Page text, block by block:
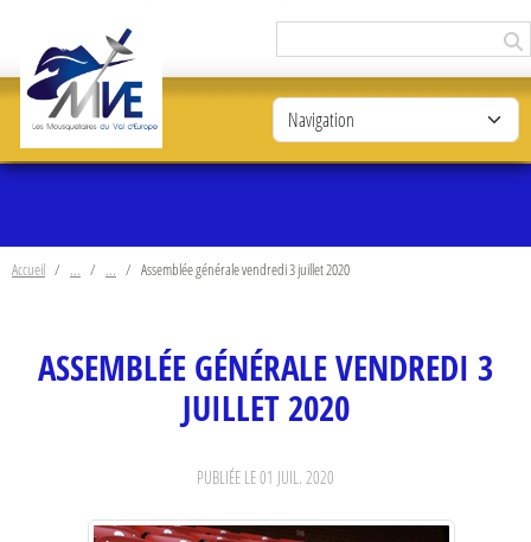
Accueil Assemblée générale vendredi 3 juillet 2020
ASSEMBLÉE GÉNÉRALE VENDREDI 3
JUILLET 2020
PUBLIÉE LE01 JUIL. 2020